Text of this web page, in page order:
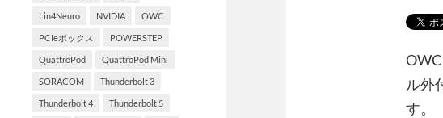
Lin4Neuro NVIDIA OWC
PCIeボックス POWERSTEP
QuattroPod QuattroPod Mini
SORACOM Thunderbolt 3
Thunderbolt 4 Thunderbolt 5
ル外
す。